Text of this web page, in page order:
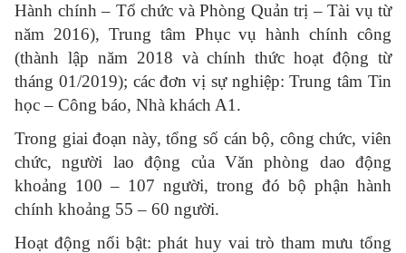
Hành chính – Tổ chức và Phòng Quản trị – Tài vụ từ
năm 2016), Trung tâm Phục vụ hành chính công
(thành lập năm 2018 và chính thức hoạt động từ
tháng 01/2019); các đơn vị sự nghiệp: Trung tâm Tin
học – Công báo, Nhà khách A1.
Trong giai đoạn này, tổng số cán bộ, công chức, viên
chức, người lao động của Văn phòng dao động
khoảng 100 – 107 người, trong đó bộ phận hành
chính khoảng 55 – 60 người.
Hoạt động nổi bật: phát huy vai trò tham mưu tổng